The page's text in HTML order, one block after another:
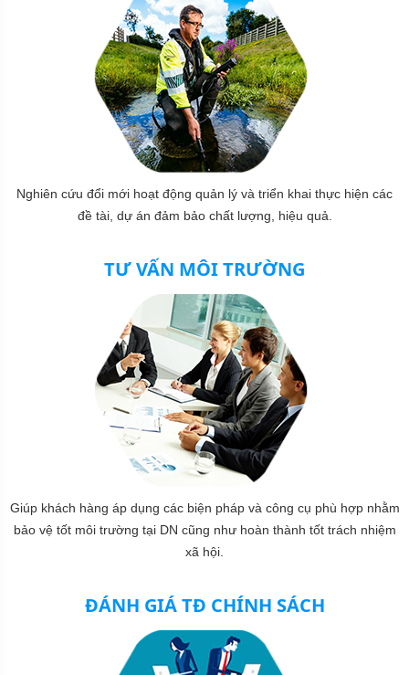
Nghiên cứu đổi mới hoạt động quản lý và triển khai thực hiện các
đề tài, dự án đảm bảo chất lượng, hiệu quả.
TƯ VẤN MÔI TRƯỜNG
Giúp khách hàng áp dụng các biện pháp và công cụ phù hợp nhằm
bảo vệ tốt môi trường tại DN cũng như hoàn thành tốt trách nhiệm
xã hội.
ĐÁNH GIÁ TĐ CHÍNH SÁCH